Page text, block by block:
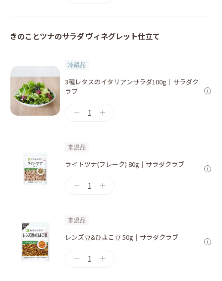
きのことツナのサラダ ヴィネグレット仕立て
冷蔵品
3種レタスのイタリアンサラダ100g｜サラダク
ラブ
1
常温品
ライトツナ(フレーク) 80g｜サラダクラブ
1
常温品
レンズ豆&ひよこ豆 50g｜サラダクラブ
1